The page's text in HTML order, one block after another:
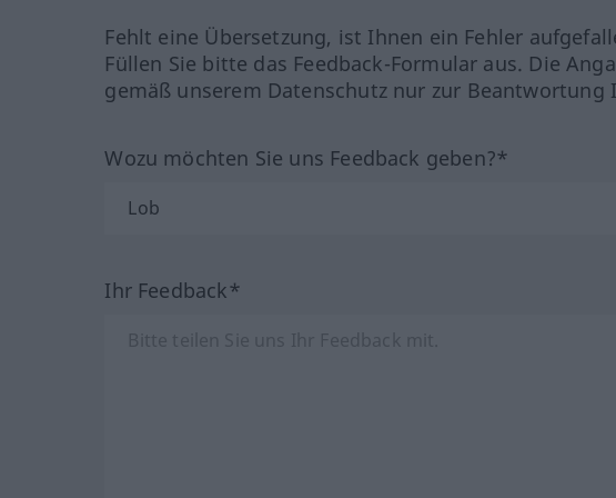
Fehlt eine Übersetzung, ist Ihnen ein Fehler
Füllen Sie bitte das Feedback-Formular aus. Die
gemäß unserem Datenschutz nur zur Beantwortung
Wozu möchten Sie uns Feedback geben?*
Ihr Feedback*